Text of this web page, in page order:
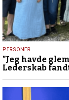
12.
december
2025
PERSONER
”Jeg havde
Lederskab